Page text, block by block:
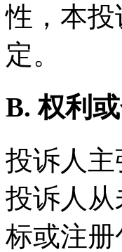
性，本
定。
B. 权利
投诉人
投诉人
标或注